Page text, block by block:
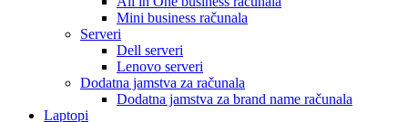
Mini business računala
Serveri
Dell serveri
Lenovo serveri
Dodatna jamstva za računala
Dodatna jamstva za brand name računala
Laptopi